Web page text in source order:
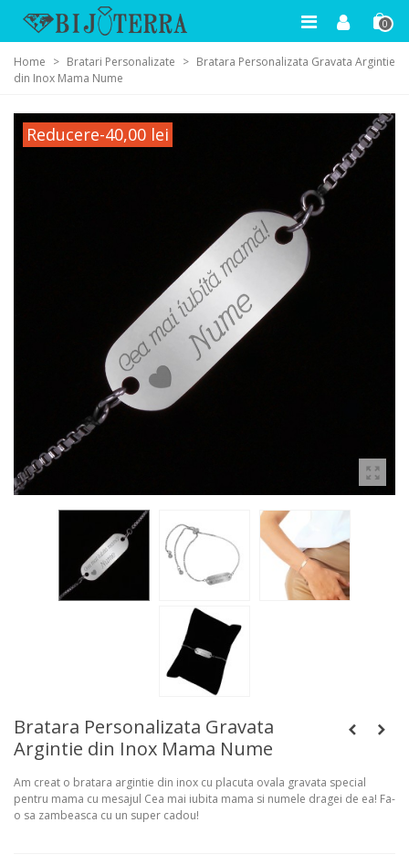
0
Home > Bratari Personalizate > Bratara Personalizata Gravata Argintie
din Inox Mama Nume
Reducere-40,00 lei
Bratara Personalizata Gravata
Argintie din Inox Mama Nume
Am creat o bratara argintie din inox cu placuta ovala gravata special
pentru mama cu mesajul Cea mai iubita mama si numele dragei de ea! Fa-
o sa zambeasca cu un super cadou!